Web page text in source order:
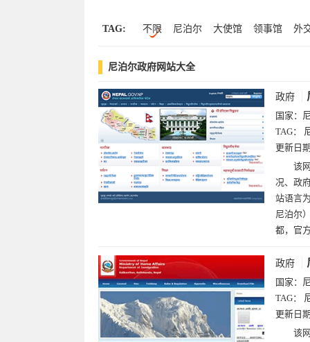
塔吉克斯坦(3)
约旦(2) 文莱(2) 也
朝鲜(2)
黎巴嫩(1)
TAG: 不限 尼泊尔 大使馆 领事馆 外
尼泊尔政府网站大全
政府
国家：
TAG：
更新日期
该
况、政
站语言
尼泊尔
都，官
政府
国家：
TAG：
更新日期
该